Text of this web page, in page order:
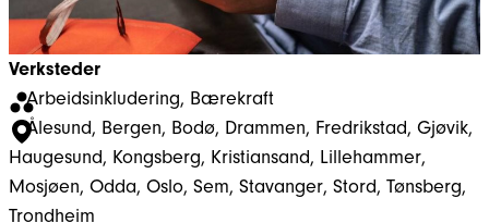
Verksteder
Arbeidsinkludering, Bærekraft
Ålesund, Bergen, Bodø, Drammen, Fredrikstad, Gjøvik,
Haugesund, Kongsberg, Kristiansand, Lillehammer,
Mosjøen, Odda, Oslo, Sem, Stavanger, Stord, Tønsberg,
Trondheim